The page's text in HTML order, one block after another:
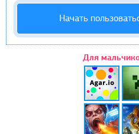
Начать
Для